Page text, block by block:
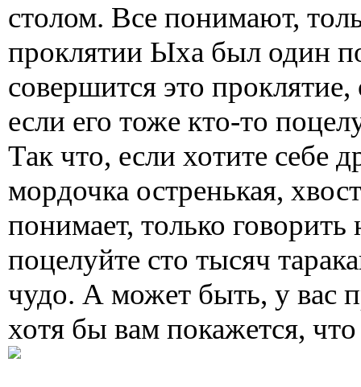
столом. Все понимают,
проклятии Ыха был один
совершится это
если его тоже кто-то
Так что, если хотите себе
мордочка остренькая,
понимает, только говорить
поцелуйте сто тысяч
чудо. А может быть, у вас
хотя бы вам покажется, что